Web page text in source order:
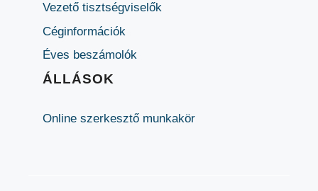
Vezető tisztségviselők
Céginformációk
Éves beszámolók
ÁLLÁSOK
Online szerkesztő munkakör